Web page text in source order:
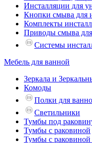
Инсталляции для
Кнопки смыва для
Комплекты
Приводы смыва
Системы
Мебель для ванной
Зеркала и
Комоды
Полки для
Светильники
Тумбы под
Тумбы с раковиной
Тумбы с